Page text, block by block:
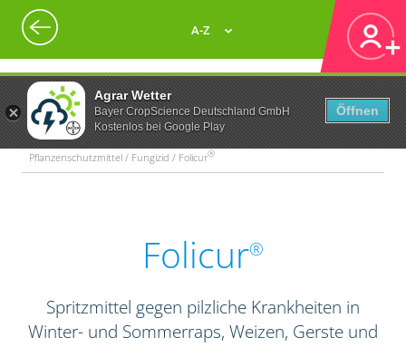
Agrar Wetter
Bayer CropScience Deutschland GmbH
Kostenlos bei Google Play
Öffnen
A-Z
Pflanzenschutzmittel / Fungizid / Folicur®
Folicur®
Spritzmittel gegen pilzliche Krankheiten in
Winter- und Sommerraps, Weizen, Gerste und